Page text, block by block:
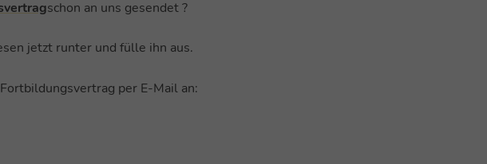
schon an uns gesendet ?
jetzt runter und fülle ihn aus.
per E-Mail an: